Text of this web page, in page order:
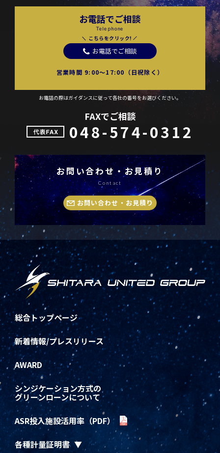
お電話でご相談
Telephone
こちらをクリック!
お電話でご相談
営業時間 9:00〜17:00（日祝除く）
お電話の際はガイダンスに従って各社の番号をお選びください。
FAXでご相談
048-574-0312
お問い合わせ・お見積り
Contact
お問い合わせ・お見積り
総合トップページ
新着情報/プレスリリース
AWARD
シンジケーション方式の
グリーンローンについて
ASR投入施設活用率（PDF）
各種計量証明書